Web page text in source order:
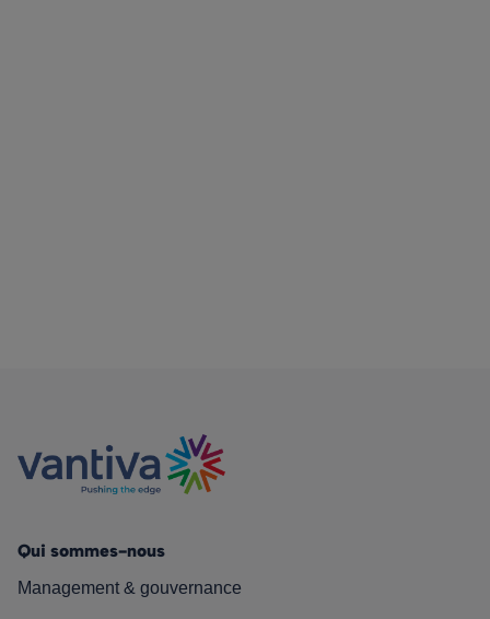
Qui sommes-nous
Management & gouvernance